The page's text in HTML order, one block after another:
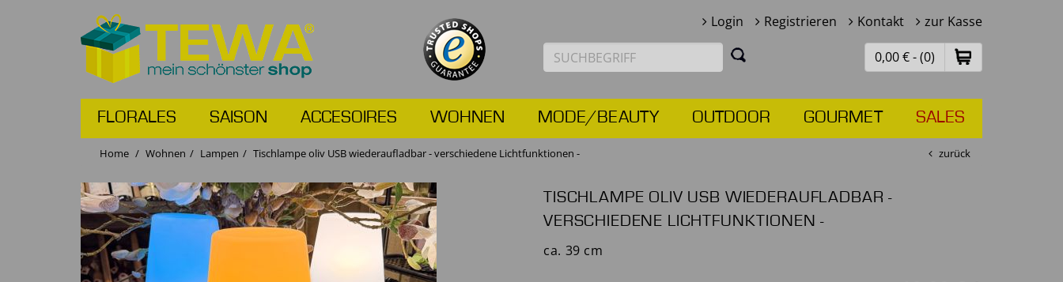
Login Registrieren Kontakt zur Kasse
0,00 € - (0)
FLORALES SAISON ACCESOIRES WOHNEN MODE/BEAUTY OUTDOOR GOURMET SALES
Home Wohnen Lampen Tischlampe oliv USB wiederaufladbar - verschiedene Lichtfunktionen - zurück
TISCHLAMPE OLIV USB WIEDERAUFLADBAR -
VERSCHIEDENE LICHTFUNKTIONEN -
ca. 39 cm